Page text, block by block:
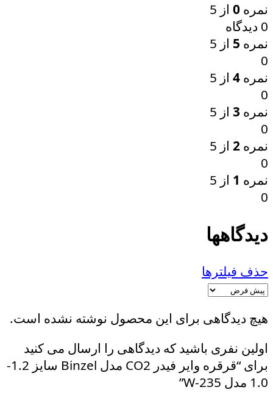
نمره 0 از 5
0 دیدگاه
نمره 5 از 5
0
نمره 4 از 5
0
نمره 3 از 5
0
نمره 2 از 5
0
نمره 1 از 5
0
دیدگاهها
حذف فیلترها
هیچ دیدگاهی برای این محصول نوشته نشده است.
اولین نفری باشید که دیدگاهی را ارسال می کنید
برای “قرقره وایر فیدر CO2 مدل Binzel سایز 1.2-
1.0 مدل W-235”